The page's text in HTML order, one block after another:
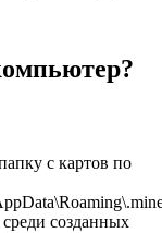
с картов по
созданных